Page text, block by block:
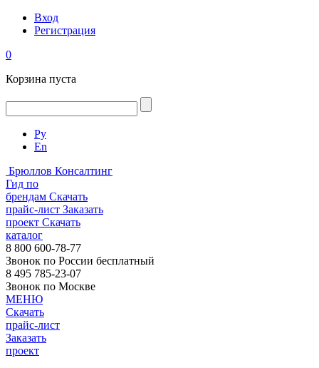
Вход
Регистрация
0
Корзина пуста
Ру
En
Брюллов Консалтинг
Гид по
брендам Скачать
прайс-лист Заказать
проект Скачать
каталог
8 800 600-78-77
Звонок по России бесплатный
8 495 785-23-07
Звонок по Москве
МЕНЮ
Скачать
прайс-лист
Заказать
проект